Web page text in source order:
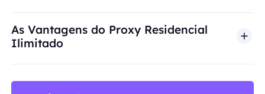
As Vantagens do Proxy Residencial
Ilimitado